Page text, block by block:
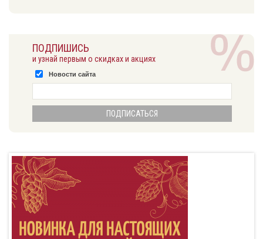
ПОДПИШИСЬ
и узнай первым о скидках и акциях
Новости сайта